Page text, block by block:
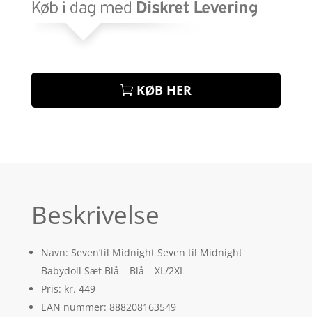
KØB HER
Beskrivelse
Navn: Seven’til Midnight Seven til Midnight
Babydoll Sæt Blå – Blå – XL/2XL
Pris: kr. 449
EAN nummer: 888208163549